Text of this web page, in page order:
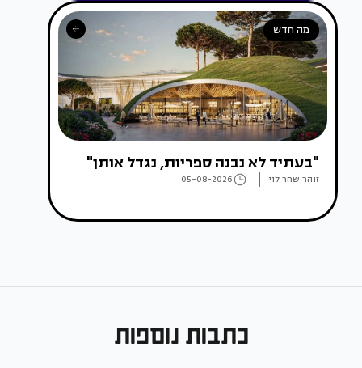
מה חדש
"בעתיד לא נבנה ספריות, נגדל אותן"
זוהר שחר לוי 05-08-2026
כתבות נוספות